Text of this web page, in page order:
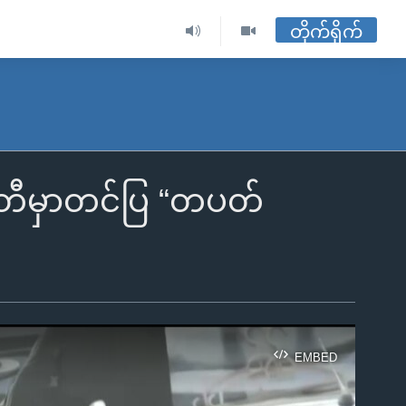
တိုက်ရိုက်
ာတင်ပြ “တပတ်
EMBED